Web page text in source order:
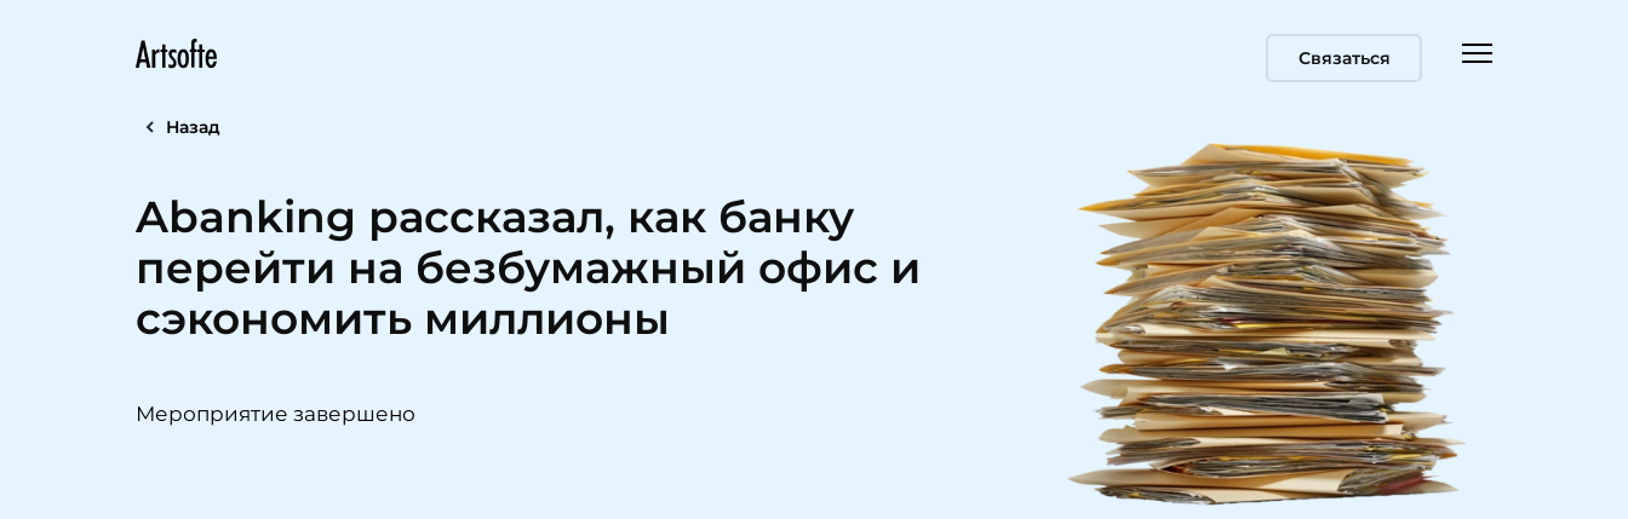
Связаться
Назад
Abanking рассказал, как банку
перейти на безбумажный офис и
сэкономить миллионы
Мероприятие завершено